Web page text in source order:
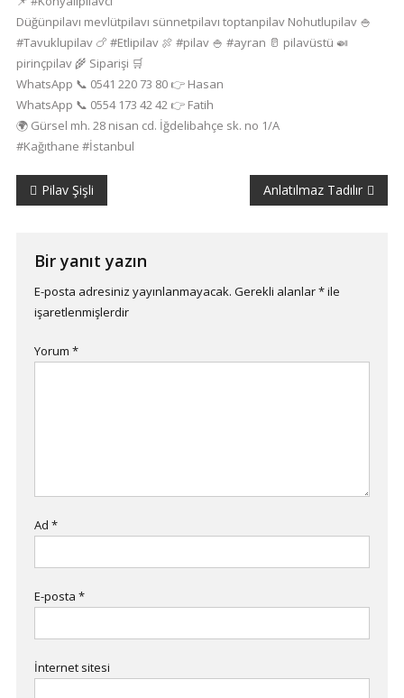
Düğünpilavı mevlütpilavı sünnetpilavı toptanpilav Nohutlupilav 🍚
#Tavuklupilav 🍗 #Etlipilav 🍖 #pilav 🍚 #ayran 🥛 pilavüstü 🍛
pirinçpilav 🌾 Siparişi 🛒
WhatsApp 📞 0541 220 73 80 👉 Hasan
WhatsApp 📞 0554 173 42 42 👉 Fatih
🌍 Gürsel mh. 28 nisan cd. İğdelibahçe sk. no 1/A
#Kağıthane #İstanbul
Yazı
Pilav Şişli Anlatılmaz Tadılır
Bir yanıt yazın
E-posta adresiniz yayınlanmayacak. Gerekli alanlar*ile
işaretlenmişlerdir
Yorum *
Ad *
E-posta *
İnternet sitesi